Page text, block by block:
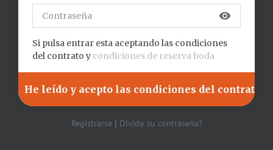
visibility
Si pulsa entrar esta aceptando las condiciones
del contrato y condiciones de reserva boda
Registrarse| Olvido su contraseña?